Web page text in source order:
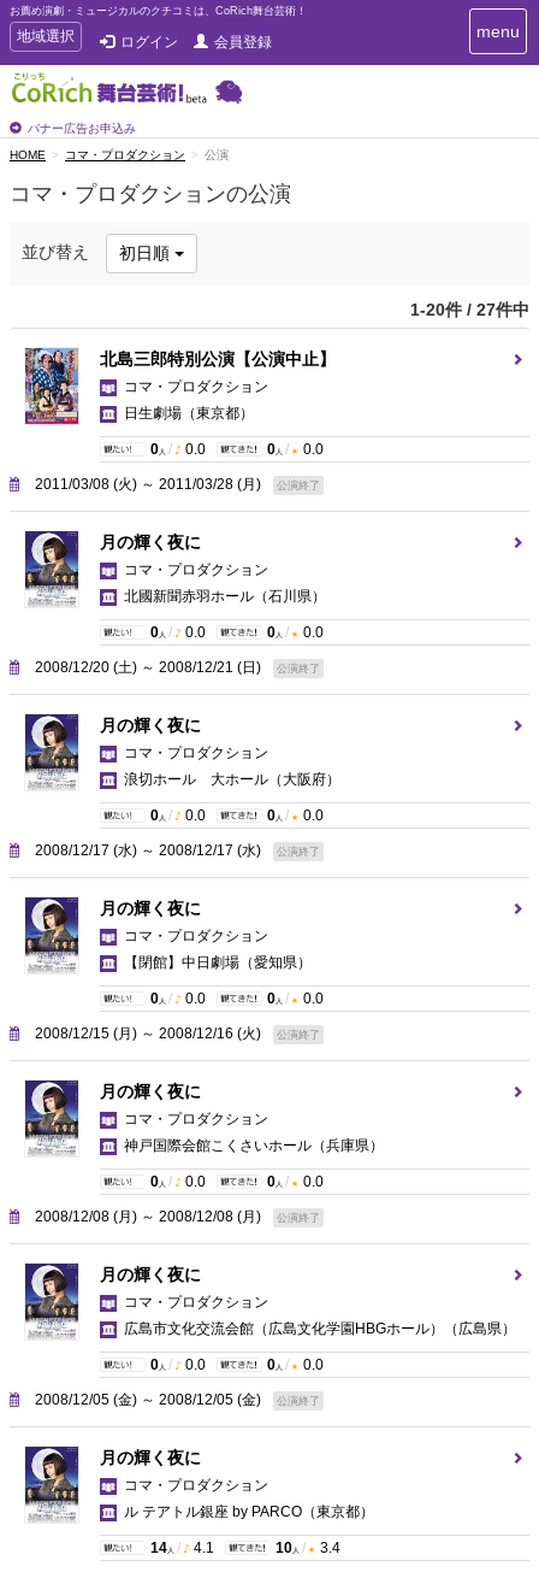
お薦め演劇・ミュージカルのクチコミは、CoRich舞台芸術！
T
o
g
g
e
n
v
a
地域選択 ログイン 会員登録
バナー広告お申込み
T
o
t
menu
HOME コマ・プロダクション 公演
コマ・プロダクションの公演
並び替え 初日順
1-20件 / 27件中
北島三郎特別公演【公演中止】
コマ・プロダクション
日生劇場 （東京都）
0 人 / 0.0 0 人 / 0.0
2011/03/08 (火) ～ 2011/03/28 (月) 公演終了
月の輝く夜に
コマ・プロダクション
北國新聞赤羽ホール （石川県）
0 人 / 0.0 0 人 / 0.0
2008/12/20 (土) ～ 2008/12/21 (日) 公演終了
月の輝く夜に
コマ・プロダクション
浪切ホール 大ホール （大阪府）
0 人 / 0.0 0 人 / 0.0
2008/12/17 (水) ～ 2008/12/17 (水) 公演終了
月の輝く夜に
コマ・プロダクション
【閉館】中日劇場 （愛知県）
0 人 / 0.0 0 人 / 0.0
2008/12/15 (月) ～ 2008/12/16 (火) 公演終了
月の輝く夜に
コマ・プロダクション
神戸国際会館こくさいホール （兵庫県）
0 人 / 0.0 0 人 / 0.0
2008/12/08 (月) ～ 2008/12/08 (月) 公演終了
月の輝く夜に
コマ・プロダクション
広島市文化交流会館（広島文化学園HBGホール）
（広島県）
0 人 / 0.0 0 人 / 0.0
2008/12/05 (金) ～ 2008/12/05 (金) 公演終了
月の輝く夜に
コマ・プロダクション
ル テアトル銀座 by PARCO （東京都）
14 人 / 4.1 10 人 / 3.4